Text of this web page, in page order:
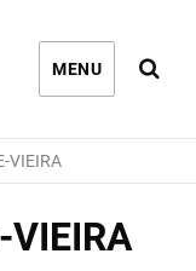
MENU
VIEIRA
VIEIRA